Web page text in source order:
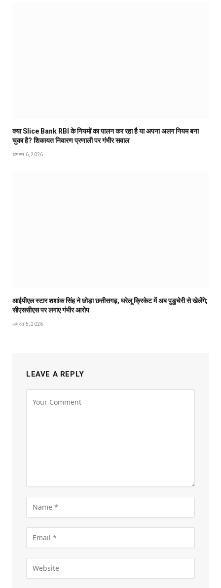
क्या Slice Bank RBI के नियमों का पालन कर रहा है या अपना अलग नियम बना
चुका है? शिकायत निवारण प्रणाली पर गंभीर सवाल
अगस्त 6, 2026
आईपीएल स्टार शशांक सिंह ने छोड़ा छत्तीसगढ़, घरेलू क्रिकेट में अब पुडुचेरी से खेलेंगे;
सीएससीएस पर लगाए गंभीर आरोप
अगस्त 5, 2026
LEAVE A REPLY